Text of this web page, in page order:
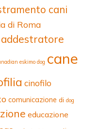
cani
di Roma
addestratore
eskimo dog cane
cinofilo
comunicazione di dog
educazione